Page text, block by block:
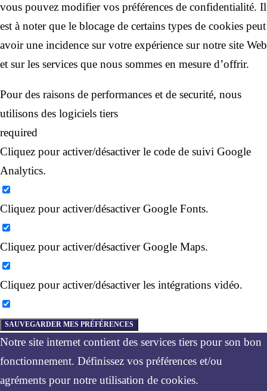
vous pouvez modifier vos préférences de confidentialité. Il
est à noter que le blocage de certains types de cookies peut
avoir une incidence sur votre expérience sur notre site Web
et sur les services que nous sommes en mesure d’offrir.
Pour des raisons de performances et de securité, nous
utilisons des logiciels tiers
required
Cliquez pour activer/désactiver le code de suivi Google
Analytics.
Cliquez pour activer/désactiver Google Fonts.
Cliquez pour activer/désactiver Google Maps.
Cliquez pour activer/désactiver les intégrations vidéo.
SAUVEGARDER MES PRÉFÉRENCES
Notre site internet contient des services tiers pour son bon
fonctionnement. Définissez vos préférences et/ou
agréments pour notre utilisation de cookies.